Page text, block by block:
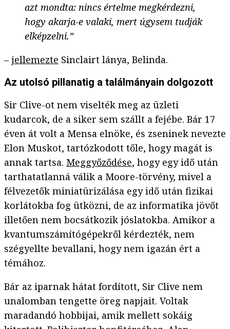
azt mondta: nincs értelme megkérdezni,
hogy akarja-e valaki, mert úgysem tudják
elképzelni.”
– jellemezte Sinclairt lánya, Belinda.
Az utolsó pillanatig a találmányain dolgozott
Sir Clive-ot nem viselték meg az üzleti
kudarcok, de a siker sem szállt a fejébe. Bár 17
éven át volt a Mensa elnöke, és zseninek nevezte
Elon Muskot, tartózkodott tőle, hogy magát is
annak tartsa. Meggyőződése, hogy egy idő után
tarthatatlanná válik a Moore-törvény, mivel a
félvezetők miniatürizálása egy idő után fizikai
korlátokba fog ütközni, de az informatika jövőt
illetően nem bocsátkozik jóslatokba. Amikor a
kvantumszámítógépekről kérdezték, nem
szégyellte bevallani, hogy nem igazán ért a
témához.
Bár az iparnak hátat fordított, Sir Clive nem
unalomban tengette öreg napjait. Voltak
maradandó hobbijai, amik mellett sokáig